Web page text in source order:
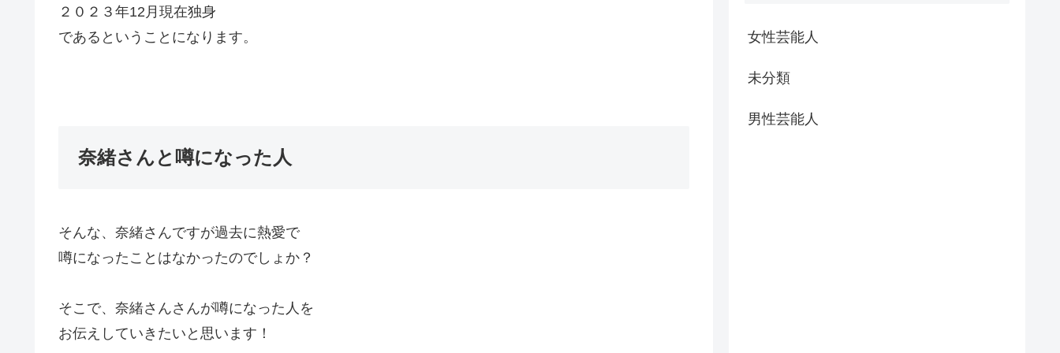
２０２３年12月現在独身
であるということになります。
奈緒さんと噂になった人
そんな、奈緒さんですが過去に熱愛で
噂になったことはなかったのでしょか？
そこで、奈緒さんさんが噂になった人を
お伝えしていきたいと思います！
女性芸能人
未分類
男性芸能人